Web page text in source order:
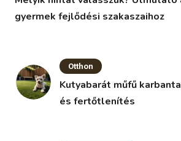
gyermek fejlődési szakaszaihoz
Otthon
Kutyabarát műfű
és fertőtlenítés